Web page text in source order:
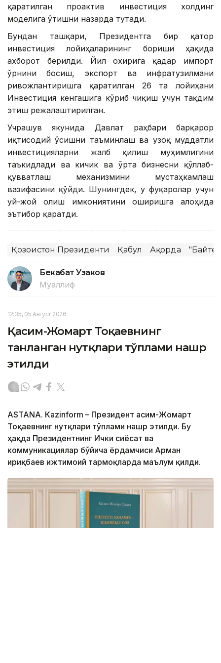
қаратилган проактив инвестиция холдинг
моделига ўтишни назарда тутади.
Бундан ташқари, Президентга бир қатор
инвестиция лойиҳаларининг бориши ҳақида
ахборот берилди. Йил охирига қадар импорт
ўрнини босиш, экспорт ва инфратузилмани
ривожлантиришга қаратилган 26 та лойиҳани
Инвестиция кенгашига кўриб чиқиш учун тақдим
этиш режалаштирилган.
Учрашув якунида Давлат раҳбари барқарор
иқтисодий ўсишни таъминлаш ва узоқ муддатли
инвестицияларни жалб қилиш муҳимлигини
таъкидлади ва кичик ва ўрта бизнесни қўллаб-
қувватлаш механизмини мустаҳкамлаш
вазифасини қўйди. Шунингдек, у фуқаролар учун
уй-жой олиш имкониятини оширишга алоҳида
эътибор қаратди.
Қозоғистон Президенти Қабул Ақорда
Бекабат Узаков
Муаллиф
12:35, 05 Август 2026
Қасим-Жомарт Тоқаевнинг
танланган нутқлари тўплами нашр
этилди
ASTANА. Кazinform – Президент Қасим-Жомарт
Тоқаевнинг нутқлари тўплами нашр этилди. Бу
ҳақда Президентнинг Ички сиёсат ва
коммуникациялар бўйича ёрдамчиси Арман
Қириқбаев ижтимоий тармоқларда маълум қилди.